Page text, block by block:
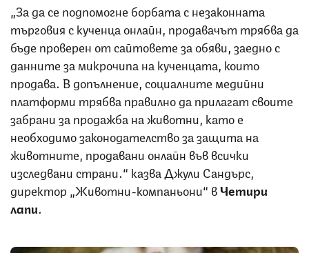
„За да се подпомогне борбата с незаконната
търговия с кученца онлайн, продавачът трябва да
бъде проверен от сайтовете за обяви, заедно с
данните за микрочипа на кученцата, които
продава. В допълнение, социалните медийни
платформи трябва правилно да прилагат своите
забрани за продажба на животни, като е
необходимо законодателство за защита на
животните, продавани онлайн във всички
изследвани страни.“ казва Джули Сандърс,
директор „Животни-компаньони“ вЧетири
лапи.